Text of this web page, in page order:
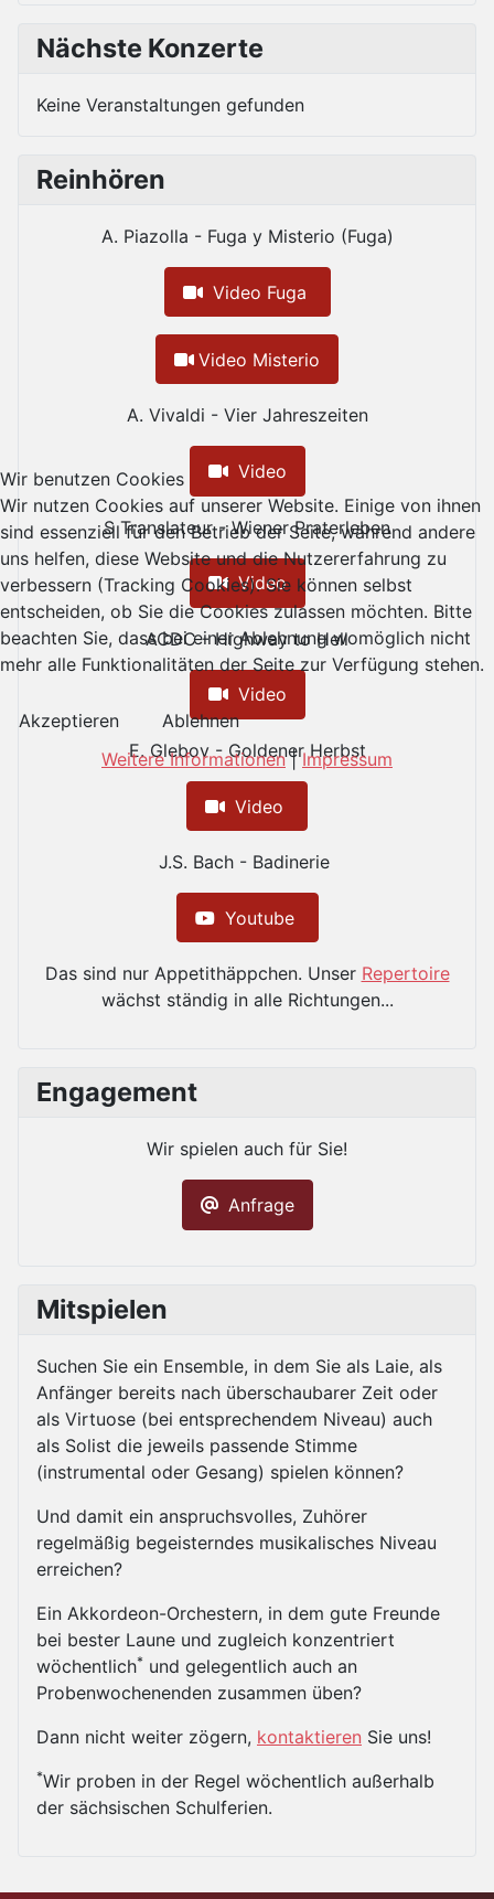
Nächste Konzerte
Keine Veranstaltungen gefunden
Reinhören
A. Piazolla - Fuga y Misterio (Fuga)
Video Fuga
Video Misterio
A. Vivaldi - Vier Jahreszeiten
Video
S Translateur - Wiener Praterleben
Video
ACDC - Highway to Hell
Video
E. Glebov - Goldener Herbst
Video
J.S. Bach - Badinerie
Youtube
Das sind nur Appetithäppchen. Unser Repertoire
wächst ständig in alle Richtungen...
Engagement
Wir spielen auch für Sie!
Anfrage
Mitspielen
Suchen Sie ein Ensemble, in dem Sie als Laie, als
Anfänger bereits nach überschaubarer Zeit oder
als Virtuose (bei entsprechendem Niveau) auch
als Solist die jeweils passende Stimme
(instrumental oder Gesang) spielen können?
Und damit ein anspruchsvolles, Zuhörer
regelmäßig begeisterndes musikalisches Niveau
erreichen?
Ein Akkordeon-Orchestern, in dem gute Freunde
bei bester Laune und zugleich konzentriert
wöchentlich* und gelegentlich auch an
Probenwochenenden zusammen üben?
Dann nicht weiter zögern, kontaktieren Sie uns!
*Wir proben in der Regel wöchentlich außerhalb
der sächsischen Schulferien.
Wir benutzen Cookies
Wir nutzen Cookies auf unserer Website. Einige von ihnen
sind essenziell für den Betrieb der Seite, während andere
uns helfen, diese Website und die Nutzererfahrung zu
verbessern (Tracking Cookies). Sie können selbst
entscheiden, ob Sie die Cookies zulassen möchten. Bitte
beachten Sie, dass bei einer Ablehnung womöglich nicht
mehr alle Funktionalitäten der Seite zur Verfügung stehen.
Akzeptieren
Ablehnen
Weitere Informationen|Impressum